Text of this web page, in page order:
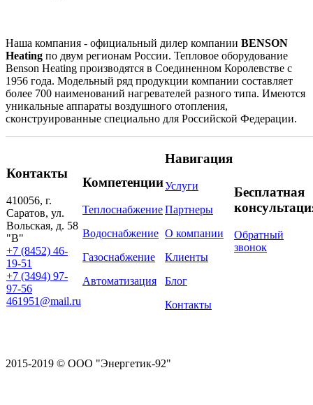
Наша компания - официальный дилер компании BENSON
Heating по двум регионам России. Тепловое оборудование
Benson Heating производятся в Соединенном Королевстве с
1956 года. Модельный ряд продукции компании составляет
более 700 наименований нагревателей разного типа. Имеются
уникальные аппараты воздушного отопления,
сконструированные специально для Российской Федерации.
Контакты
410056, г.
Саратов, ул.
Вольская, д. 58
"В"
+7 (8452) 46-
19-51
+7 (3494) 97-
97-56
461951@mail.ru
Компетенции
Теплоснабжение
Водоснабжение
Газоснабжение
Автоматизация
Навигация
Услуги
Партнеры
О компании
Клиенты
Блог
Контакты
Бесплатная
Обратный
звонок
2015-2019 © ООО "Энергетик-92"